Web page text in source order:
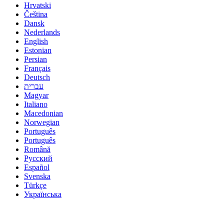
Hrvatski
Čeština
Dansk
Nederlands
English
Estonian
Persian
Français
Deutsch
עברית
Magyar
Italiano
Macedonian
Norwegian
Português
Português
Română
Русский
Español
Svenska
Türkçe
Українська